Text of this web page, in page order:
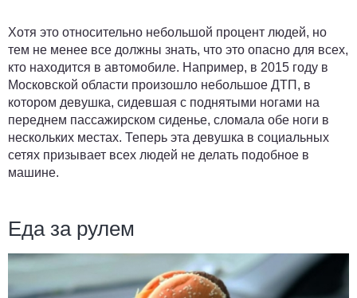
Хотя это относительно небольшой процент людей, но
тем не менее все должны знать, что это опасно для всех,
кто находится в автомобиле. Например, в 2015 году в
Московской области произошло небольшое ДТП, в
котором девушка, сидевшая с поднятыми ногами на
переднем пассажирском сиденье, сломала обе ноги в
нескольких местах. Теперь эта девушка в социальных
сетях призывает всех людей не делать подобное в
машине.
Еда за рулем